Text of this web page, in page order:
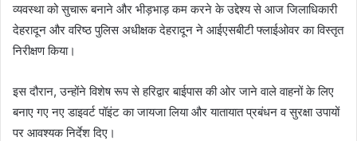
व्यवस्था को सुचारू बनाने और भीड़भाड़ कम करने के उद्देश्य से आज जिलाधिकारी
देहरादून और वरिष्ठ पुलिस अधीक्षक देहरादून ने आईएसबीटी फ्लाईओवर का विस्तृत
निरीक्षण किया।
इस दौरान, उन्होंने विशेष रूप से हरिद्वार बाईपास की ओर जाने वाले वाहनों के लिए
बनाए गए नए डाइवर्ट पॉइंट का जायजा लिया और यातायात प्रबंधन व सुरक्षा उपायों
पर आवश्यक निर्देश दिए।